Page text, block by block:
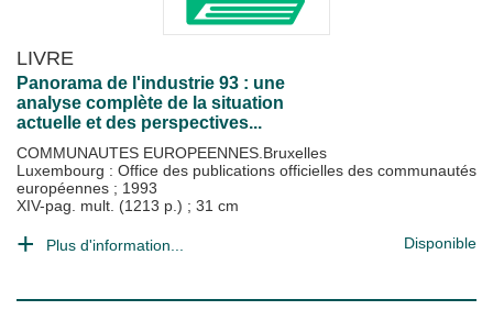
LIVRE
Panorama de l'industrie 93 : une
analyse complète de la situation
actuelle et des perspectives...
COMMUNAUTES EUROPEENNES.Bruxelles
Luxembourg : Office des publications officielles des communautés
européennes ; 1993
XIV-pag. mult. (1213 p.) ; 31 cm
Plus d'information... Disponible